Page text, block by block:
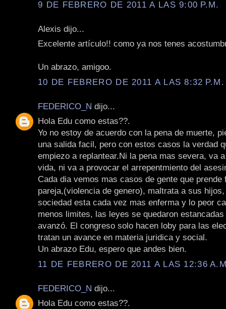
9 DE FEBRERO DE 2011 A LAS 9:00 P.M.
Alexis dijo...
Excelente artículo!! como ya nos tenes
Un abrazo, amigoo.
10 DE FEBRERO DE 2011 A LAS 8:32 P.M.
FEDERICO_N dijo...
Hola Edu como estas??.
Yo no estoy de acuerdo con la pena de muerte,
una salida facil, pero con estos casos la verdad
empiezo a replantear.Ni la pena mas severa, va
vida, ni va a provocar el arrepentmiento del
Cada dia vemos mas casos de gente que prende
pareja,(violencia de genero), maltrata a sus
sociedad esta cada vez mas enferma y lo peor
menos limites, las leyes se quedaron
avanzó. El congreso solo hacen loby para las
tratan un avance en materia juridica y social.
Un abrazo Edu, espero que andes bien.
11 DE FEBRERO DE 2011 A LAS 12:36
FEDERICO_N dijo...
Hola Edu como estas??.